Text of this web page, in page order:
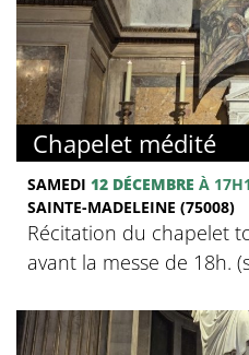
Chapelet médité
SAMEDI 12 DÉCEMBRE À
SAINTE-MADELEINE (75008)
Récitation du chapelet
avant la messe de 18h.